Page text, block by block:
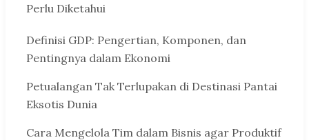
Perlu Diketahui
Definisi GDP: Pengertian, Komponen, dan
Pentingnya dalam Ekonomi
Petualangan Tak Terlupakan di Destinasi Pantai
Eksotis Dunia
Cara Mengelola Tim dalam Bisnis agar Produktif